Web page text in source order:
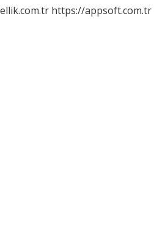
https://appsoft.com.tr